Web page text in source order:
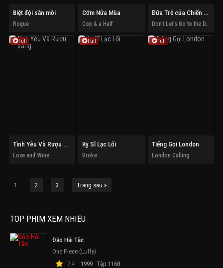
Biệt đội săn mồi
Rogue
Cớm Nửa Mùa
Cop & a Half
Đứa Trẻ của Chiến Tranh
Don't Let's Go to the Dogs Tonight
Full
Tình Yêu Và Rượu Vang
Love and Wine
Full
Kỵ Sĩ Lạc Lối
Broke
Full
Tiếng Gọi London
London Calling
1 2 3 Trang sau »
TOP PHIM XEM NHIỀU
Đảo Hải Tặc
One Piece (Luffy)
7.4
1999 Tập 1168